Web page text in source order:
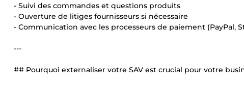
- Suivi des commandes et questions produits
- Ouverture de litiges fournisseurs si nécessaire
- Communication avec les processeurs de paiement (PayPal,
---
## Pourquoi externaliser votre SAV est crucial pour votre